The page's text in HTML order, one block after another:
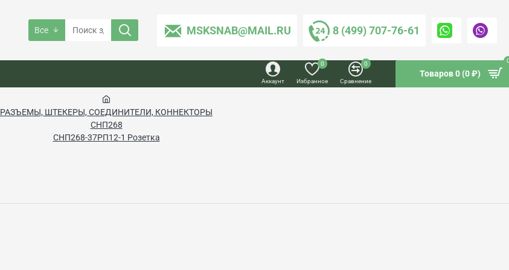
Все MSKSNAB@MAIL.RU 8 (499) 707-76-61
Аккаунт Избранное
0
Сравнение
0
Товаров 0 (0 ₽)
РАЗЪЕМЫ, ШТЕКЕРЫ, СОЕДИНИТЕЛИ, КОННЕКТОРЫ
СНП268
СНП268-37РП12-1 Розетка